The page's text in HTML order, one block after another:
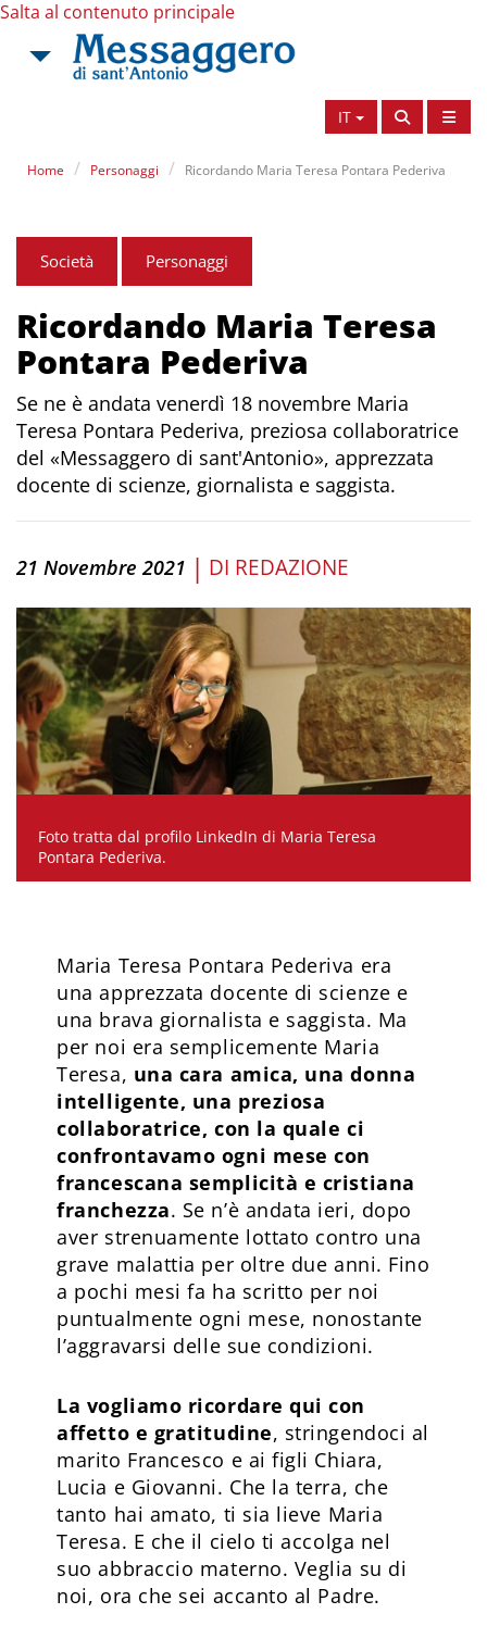
Salta al contenuto principale
IT
Home Personaggi Ricordando Maria Teresa Pontara Pederiva
Società Personaggi
Ricordando Maria Teresa
Pontara Pederiva
Se ne è andata venerdì 18 novembre Maria
Teresa Pontara Pederiva, preziosa collaboratrice
del «Messaggero di sant'Antonio», apprezzata
docente di scienze, giornalista e saggista.
21 Novembre 2021 | DI REDAZIONE
Foto tratta dal profilo LinkedIn di Maria Teresa
Pontara Pederiva.
Maria Teresa Pontara Pederiva era
una apprezzata docente di scienze e
una brava giornalista e saggista. Ma
per noi era semplicemente Maria
Teresa, una cara amica, una donna
intelligente, una preziosa
collaboratrice, con la quale ci
confrontavamo ogni mese con
francescana semplicità e cristiana
franchezza. Se n’è andata ieri, dopo
aver strenuamente lottato contro una
grave malattia per oltre due anni. Fino
a pochi mesi fa ha scritto per noi
puntualmente ogni mese, nonostante
l’aggravarsi delle sue condizioni.
La vogliamo ricordare qui con
affetto e gratitudine, stringendoci al
marito Francesco e ai figli Chiara,
Lucia e Giovanni. Che la terra, che
tanto hai amato, ti sia lieve Maria
Teresa. E che il cielo ti accolga nel
suo abbraccio materno. Veglia su di
noi, ora che sei accanto al Padre.